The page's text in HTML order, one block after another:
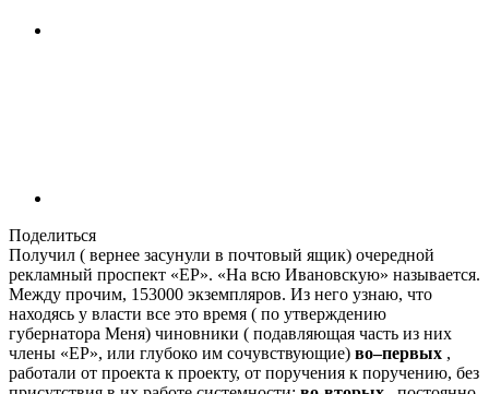
Поделиться
Получил ( вернее засунули в почтовый ящик) очередной
рекламный проспект «ЕР». «На всю Ивановскую» называется.
Между прочим, 153000 экземпляров. Из него узнаю, что
находясь у власти все это время ( по утверждению
губернатора Меня) чиновники ( подавляющая часть из них
члены «ЕР», или глубоко им сочувствующие) во–первых ,
работали от проекта к проекту, от поручения к поручению, без